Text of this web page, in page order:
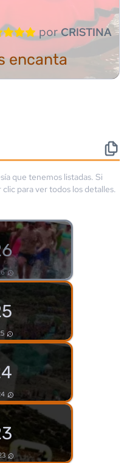
porCRISTINA
encanta
que tenemos listadas. Si
clic para ver todos los detalles.